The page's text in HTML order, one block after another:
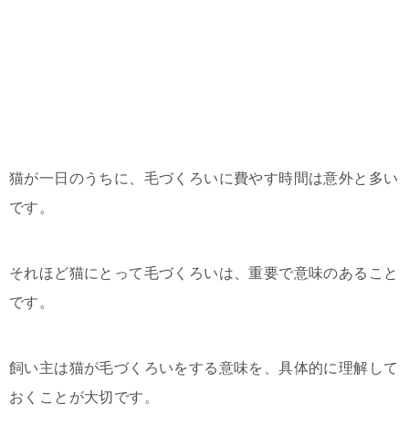
猫が一日のうちに、毛づくろいに費やす時間は意外と多い
です。
それほど猫にとって毛づくろいは、重要で意味のあること
です。
飼い主は猫が毛づくろいをする意味を、具体的に理解して
おくことが大切です。